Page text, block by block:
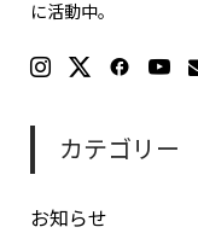
に活動中。
カテゴリー
お知らせ